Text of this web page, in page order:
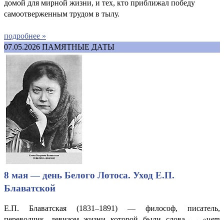
домой для мирной жизни, и тех, кто приближал победу
самоотверженным трудом в тылу.
подробнее »
07.05.2026 ПАМЯТНЫЕ ДАТЫ
8 мая — день Белого Лотоса. Уход Е.П.
Блаватской
Е.П. Блаватская (1831–1891) — философ, писатель,